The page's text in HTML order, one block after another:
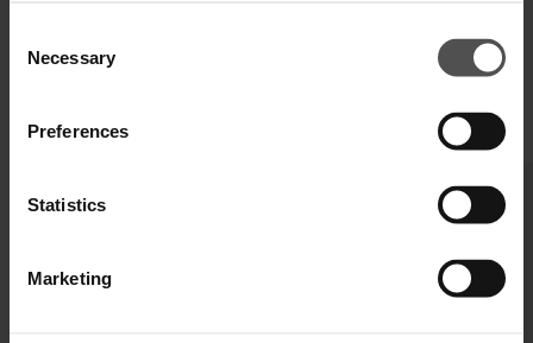
Selection
Necessary
Preferences
Statistics
Marketing
VERVOLLSTÄNDIGEN SIE IHREN LOOK